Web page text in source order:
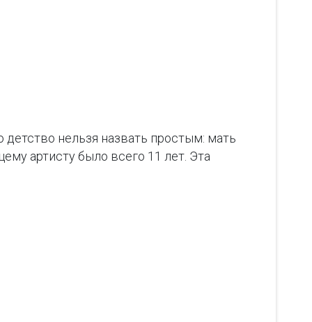
нельзя назвать простым: мать
артисту было всего 11 лет. Эта